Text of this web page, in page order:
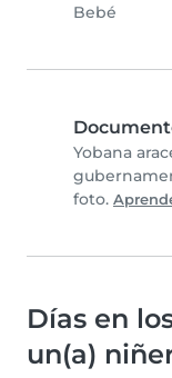
Bebé
Yobana
foto.
Días en
un(a)